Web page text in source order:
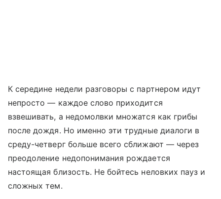
К середине недели разговоры с партнером идут
непросто — каждое слово приходится
взвешивать, а недомолвки множатся как грибы
после дождя. Но именно эти трудные диалоги в
среду-четверг больше всего сближают — через
преодоление недопонимания рождается
настоящая близость. Не бойтесь неловких пауз и
сложных тем.